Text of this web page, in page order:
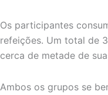
Os participantes
refeições. Um total de
cerca de metade de
Ambos os grupos se